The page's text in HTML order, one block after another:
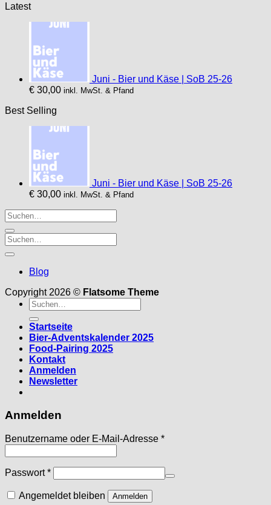
Latest
Juni - Bier und Käse | SoB 25-26
€ 30,00 inkl. MwSt. & Pfand
Best Selling
Juni - Bier und Käse | SoB 25-26
€ 30,00 inkl. MwSt. & Pfand
Blog
Copyright 2026 © Flatsome Theme
Suche
nach:
Startseite
Bier-Adventskalender 2025
Food-Pairing 2025
Kontakt
Anmelden
Newsletter
Anmelden
Benutzername oder E-Mail-Adresse *Erforderlich
Passwort*Erforderlich
Angemeldet bleiben Anmelden